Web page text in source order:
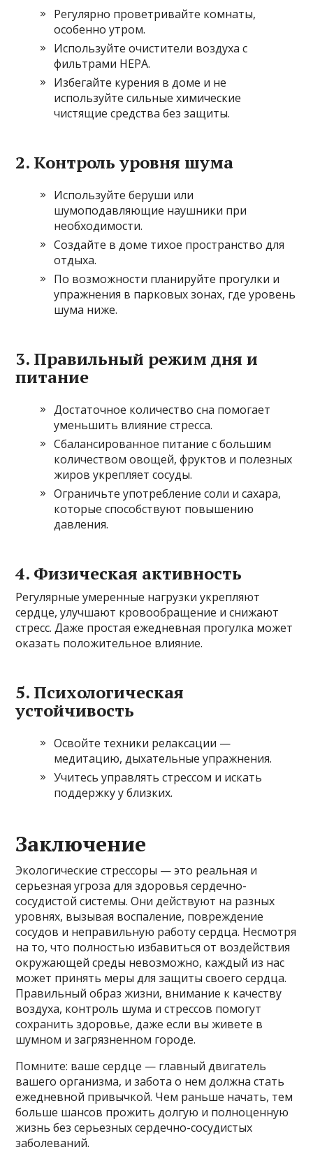
Регулярно проветривайте комнаты,
особенно утром.
Используйте очистители воздуха с
фильтрами HEPA.
Избегайте курения в доме и не
используйте сильные химические
чистящие средства без защиты.
2. Контроль уровня шума
Используйте беруши или
шумоподавляющие наушники при
необходимости.
Создайте в доме тихое пространство для
отдыха.
По возможности планируйте прогулки и
упражнения в парковых зонах, где уровень
шума ниже.
3. Правильный режим дня и
питание
Достаточное количество сна помогает
уменьшить влияние стресса.
Сбалансированное питание с большим
количеством овощей, фруктов и полезных
жиров укрепляет сосуды.
Ограничьте употребление соли и сахара,
которые способствуют повышению
давления.
4. Физическая активность
Регулярные умеренные нагрузки укрепляют
сердце, улучшают кровообращение и снижают
стресс. Даже простая ежедневная прогулка может
оказать положительное влияние.
5. Психологическая
устойчивость
Освойте техники релаксации —
медитацию, дыхательные упражнения.
Учитесь управлять стрессом и искать
поддержку у близких.
Заключение
Экологические стрессоры — это реальная и
серьезная угроза для здоровья сердечно-
сосудистой системы. Они действуют на разных
уровнях, вызывая воспаление, повреждение
сосудов и неправильную работу сердца. Несмотря
на то, что полностью избавиться от воздействия
окружающей среды невозможно, каждый из нас
может принять меры для защиты своего сердца.
Правильный образ жизни, внимание к качеству
воздуха, контроль шума и стрессов помогут
сохранить здоровье, даже если вы живете в
шумном и загрязненном городе.
Помните: ваше сердце — главный двигатель
вашего организма, и забота о нем должна стать
ежедневной привычкой. Чем раньше начать, тем
больше шансов прожить долгую и полноценную
жизнь без серьезных сердечно-сосудистых
заболеваний.